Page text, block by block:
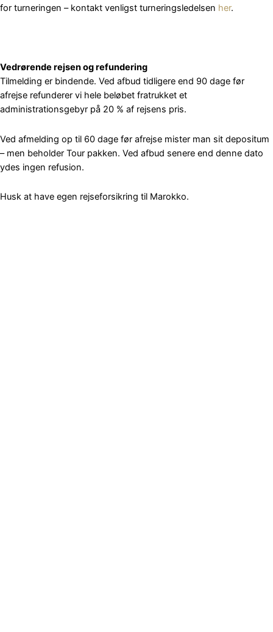
for turneringen – kontakt venligst turneringsledelsen her.
Vedrørende rejsen og refundering
Tilmelding er bindende. Ved afbud tidligere end 90 dage før
afrejse refunderer vi hele beløbet fratrukket et
administrationsgebyr på 20 % af rejsens pris.
Ved afmelding op til 60 dage før afrejse mister man sit depositum
– men beholder Tour pakken. Ved afbud senere end denne dato
ydes ingen refusion.
Husk at have egen rejseforsikring til Marokko.